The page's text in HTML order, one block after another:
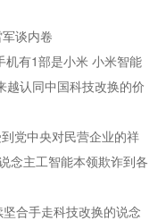
谈内卷
有1部是小米 小米智能
越认同中国科技改换的价
党中央对民营企业的祥
念主工智能本领欺诈到各
合手走科技改换的说念